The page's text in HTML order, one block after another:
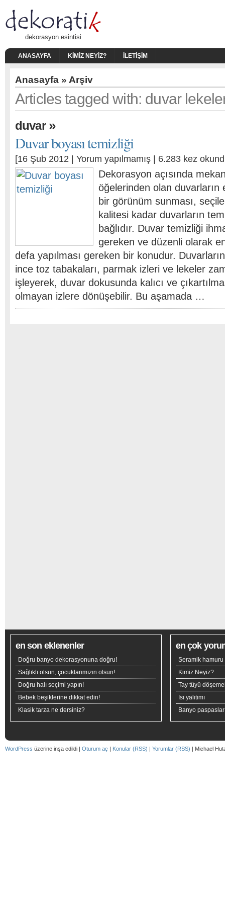
dekorasyon esintisi
ANASAYFA KIMIZ NEYIZ? İLETIŞIM
Anasayfa » Arşiv
Articles tagged with: duvar
duvar»
Duvar boyası temizliği
[16 Şub 2012 | Yorum yapılmamış | 6.283 kez
Dekorasyon açısında
öğelerinden olan duvarların
bir görünüm sunması,
kalitesi kadar duvarların
bağlıdır. Duvar temizliği
gereken ve düzenli olarak
defa yapılması gereken bir konudur.
ince toz tabakaları, parmak izleri ve lekeler
işleyerek, duvar dokusunda kalıcı ve
olmayan izlere dönüşebilir. Bu aşamada …
en son eklenenler
Doğru banyo dekorasyonuna doğru!
Sağlıklı olsun, çocuklarımızın olsun!
Doğru halı seçimi yapın!
Bebek beşiklerine dikkat edin!
Klasik tarza ne dersiniz?
en çok
Seramik hamuru
Kimiz Neyiz?
Tay tüyü
Isı yalıtımı
Banyo
WordPress üzerine inşa edildi | Oturum aç | Konular (RSS) | Yorumlar (RSS) | Michael